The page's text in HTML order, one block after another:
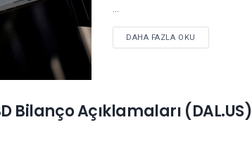
...
DAHA FAZLA OKU
Bilanço Açıklamaları (DAL.US)